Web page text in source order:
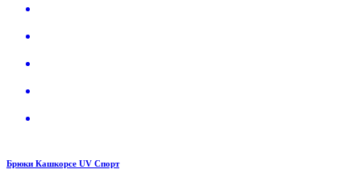
Брюки Кашкорсе UV Спорт